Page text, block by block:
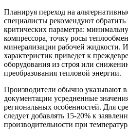
Планируя переход на
специалисты рекомендуют
критических параметра:
компрессора, точку росы
минерализации рабочей жидкости.
характеристик приведет к
оборудования из строя или
преобразования тепловой энергии.
Производители обычно указывают в
документации усредненные
региональных особенностей. Для
следует добавлять 15-20% к
производительности при